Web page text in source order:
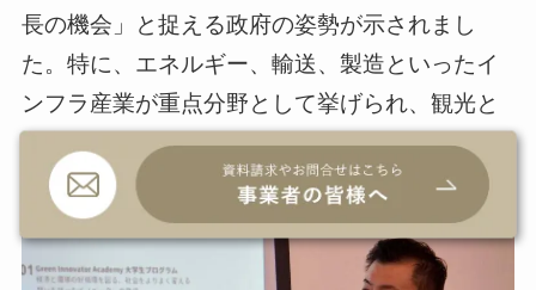
長の機会」と捉える政府の姿勢が示されまし
た。特に、エネルギー、輸送、製造といったイ
ンフラ産業が重点分野として挙げられ、観光と
の密接な関わりが強調されました。